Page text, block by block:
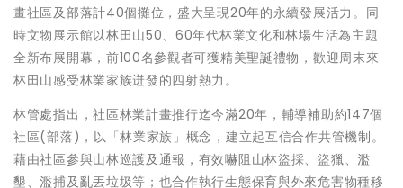
畫社區及部落計40個攤位，盛大呈現20年的永續發展活力。同
時文物展示館以林田山50、60年代林業文化和林場生活為主題
全新布展開幕，前100名參觀者可獲精美聖誕禮物，歡迎周末來
林田山感受林業家族迸發的四射熱力。
林管處指出，社區林業計畫推行迄今滿20年，輔導補助約147個
社區(部落)，以「林業家族」概念，建立起互信合作共管機制。
藉由社區參與山林巡護及通報，有效嚇阻山林盜採、盜獵、濫
墾、濫捕及亂丟垃圾等；也合作執行生態保育與外來危害物種移